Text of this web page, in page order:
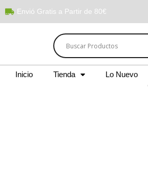
Envió Gratis a Partir de 80€
Inicio Tienda Lo Nuevo